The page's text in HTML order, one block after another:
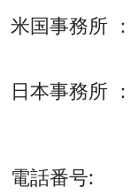
米国事務所 ：
日本事務所 ：
電話番号: